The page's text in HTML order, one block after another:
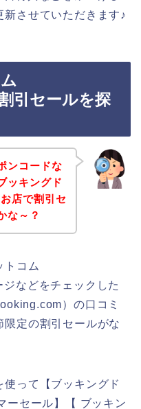
させていただきます♪
引セールを探
ンコードな
ッキングド
店で割引セ
な～？
トコム
などをチェックした
）の口コミ
定の割引セールがな
って【ブッキングド
ーセール】【 ブッキン